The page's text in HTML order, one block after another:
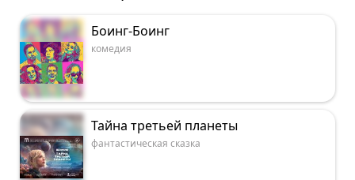
Боинг-Боинг
комедия
Тайна третьей планеты
фантастическая сказка